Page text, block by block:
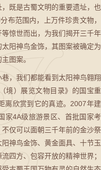
既是古蜀文明的重要遗址，也
布范围内，上万件珍贵文物，
惊世而出，为我们揭开三千年
阳神鸟金饰，其图案被确定为
图案。
，我们都能看到太阳神鸟翱翔
境）展览文物目录》的国宝重
离欣赏到它的真迹。2007年建
家4A级旅游景区、首批国家考
仅可以面朝三千年前的金沙祭
神鸟金饰、黄金面具、十节玉
四方、包容开放的精神世界；